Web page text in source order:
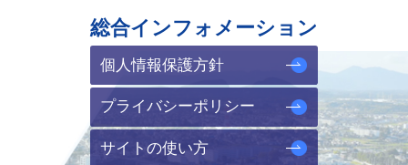
総合インフォメーション
個人情報保護方針
プライバシーポリシー
サイトの使い方